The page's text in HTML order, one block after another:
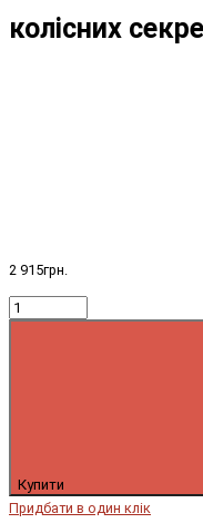
колісних
2 915грн.
Купити
Придбати в один клік